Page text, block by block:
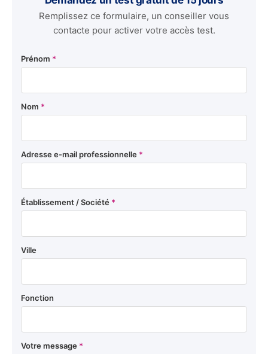
Remplissez ce formulaire, un conseiller vous
contacte pour activer votre accès test.
Prénom *
Nom *
Adresse e-mail professionnelle *
Établissement / Société *
Ville
Fonction
Votre message *